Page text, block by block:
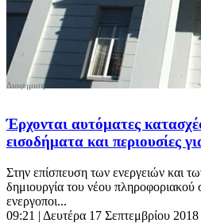
Έρχονται αυτόματες
εισοδήματα και περιουσίες
Στην επίσπευση των ενεργειών και
δημιουργία του νέου
ενεργοποι...
09:21 | Δευτέρα 17 Σεπτεμβρίου 2018